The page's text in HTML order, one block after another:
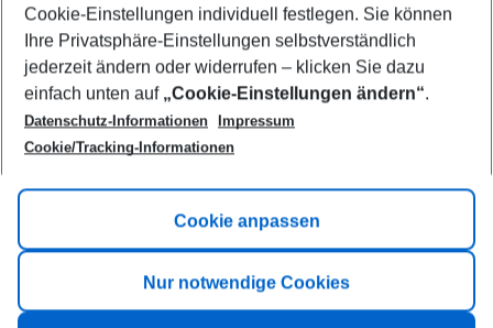
Footer
Footer navigation
Title A
Link A
Cookie-Einstellungen individuell festlegen. Sie können
Ihre Privatsphäre-Einstellungen selbstverständlich
jederzeit ändern oder widerrufen – klicken Sie dazu
einfach unten auf „Cookie-Einstellungen ändern“.
Datenschutz-Informationen
Impressum
Cookie/Tracking-Informationen
Cookie anpassen
Nur notwendige Cookies